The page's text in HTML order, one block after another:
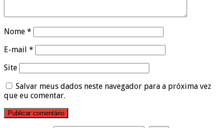
Nome *
E-mail *
Site
Salvar meus dados neste navegador para a próxima vez
que eu comentar.